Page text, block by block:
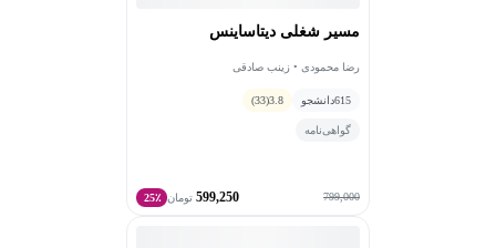
مسیر شغلی دیتاساینس
رضا محمودی • زینب صادقی
615دانشجو 3.8
(33)
گواهی‌نامه
799,000
599,250 تومان 25٪